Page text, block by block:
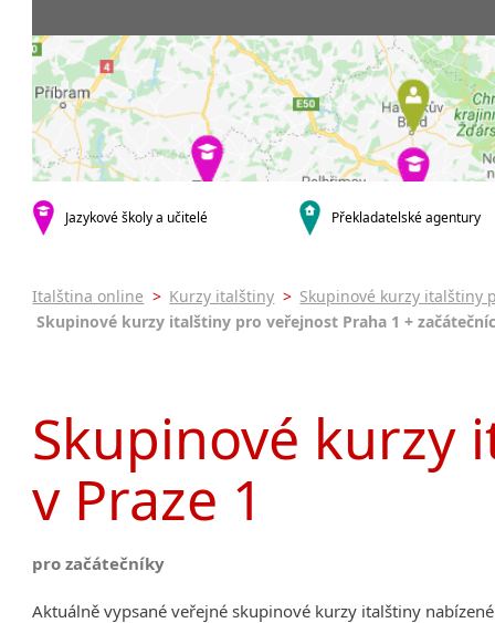
Praha 7
Praha 9
Praha 10
krajská města
Brno
Plzeň
malá města podle abecedy
kurzy s
Online
Letní
9-14 hodin týdně
20 a více hodin týdně
Večerní
Noční
Jazykové školy a učitelé Překladatelské agentury
Italština online > Kurzy italštiny > Skupinové kurzy italštiny
Skupinové kurzy italštiny pro veřejnost Praha 1 +
Skupinové kurzy
v Praze 1
pro začátečníky
Aktuálně vypsané veřejné skupinové kurzy italštiny